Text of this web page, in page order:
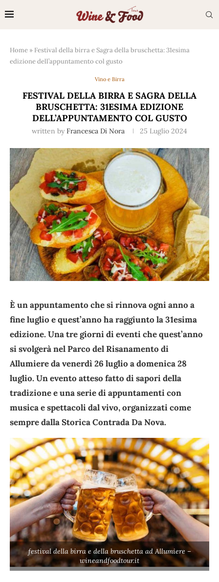
Home » Festival della birra e Sagra della bruschetta: 31esima
edizione dell’appuntamento col gusto
Vino e Birra
FESTIVAL DELLA BIRRA E SAGRA DELLA
BRUSCHETTA: 31ESIMA EDIZIONE
DELL’APPUNTAMENTO COL GUSTO
written by Francesca Di Nora 25 Luglio 2024
È un appuntamento che si rinnova ogni anno a
fine luglio e quest’anno ha raggiunto la 31esima
edizione. Una tre giorni di eventi che quest’anno
si svolgerà nel Parco del Risanamento di
Allumiere da venerdì 26 luglio a domenica 28
luglio. Un evento atteso fatto di sapori della
tradizione e una serie di appuntamenti con
musica e spettacoli dal vivo, organizzati come
sempre dalla Storica Contrada Da Nova.
festival della birra e della bruschetta ad Allumiere –
wineandfoodtour.it